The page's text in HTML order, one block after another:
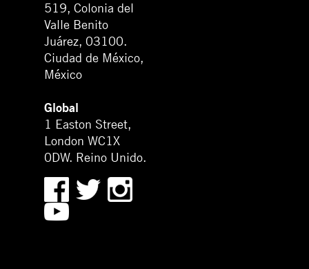
519, Colonia del
Valle Benito
Juárez, 03100.
Ciudad de México,
México
Global
1 Easton Street,
London WC1X
0DW. Reino Unido.